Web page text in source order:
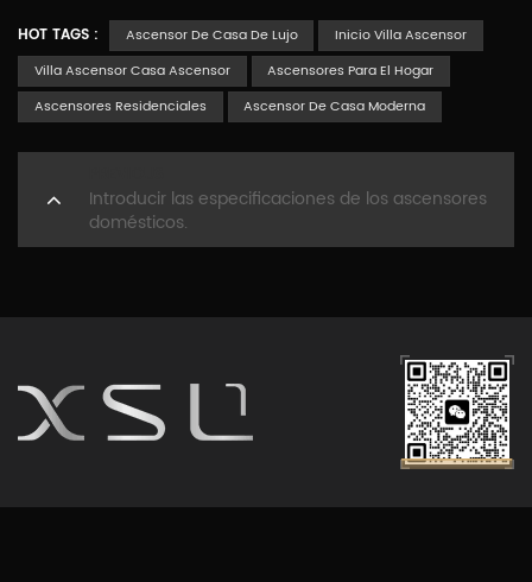
HOT TAGS : Ascensor De Casa De Lujo
Inicio Villa Ascensor
Villa Ascensor Casa Ascensor
Ascensores Para El Hogar
Ascensores Residenciales
Ascensor De Casa Moderna
Introducir las especificaciones de los ascensores
domésticos.